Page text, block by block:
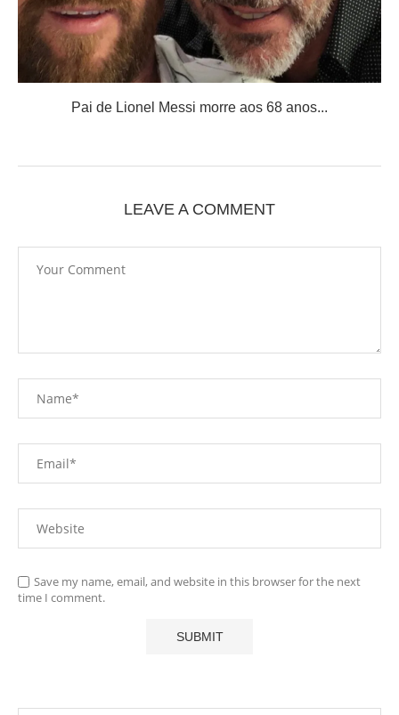
Pai de Lionel Messi morre aos 68 anos...
LEAVE A COMMENT
Save my name, email, and website in this browser for the next
time I comment.